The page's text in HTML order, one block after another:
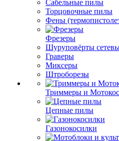
Сабельные пилы
Торцовочные пилы
Фены
Фрезеры
Шуруповёрты
Граверы
Миксеры
Штроборезы
Триммеры и
Цепные пилы
Газонокосилки